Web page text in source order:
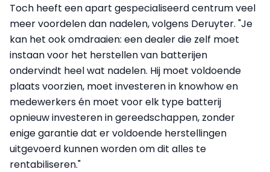
Toch heeft een apart gespecialiseerd centrum veel
meer voordelen dan nadelen, volgens Deruyter. "Je
kan het ook omdraaien: een dealer die zelf moet
instaan voor het herstellen van batterijen
ondervindt heel wat nadelen. Hij moet voldoende
plaats voorzien, moet investeren in knowhow en
medewerkers én moet voor elk type batterij
opnieuw investeren in gereedschappen, zonder
enige garantie dat er voldoende herstellingen
uitgevoerd kunnen worden om dit alles te
rentabiliseren."